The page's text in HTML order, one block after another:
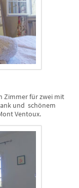
Zimmer für zwei mit
und schönem
Ventoux.